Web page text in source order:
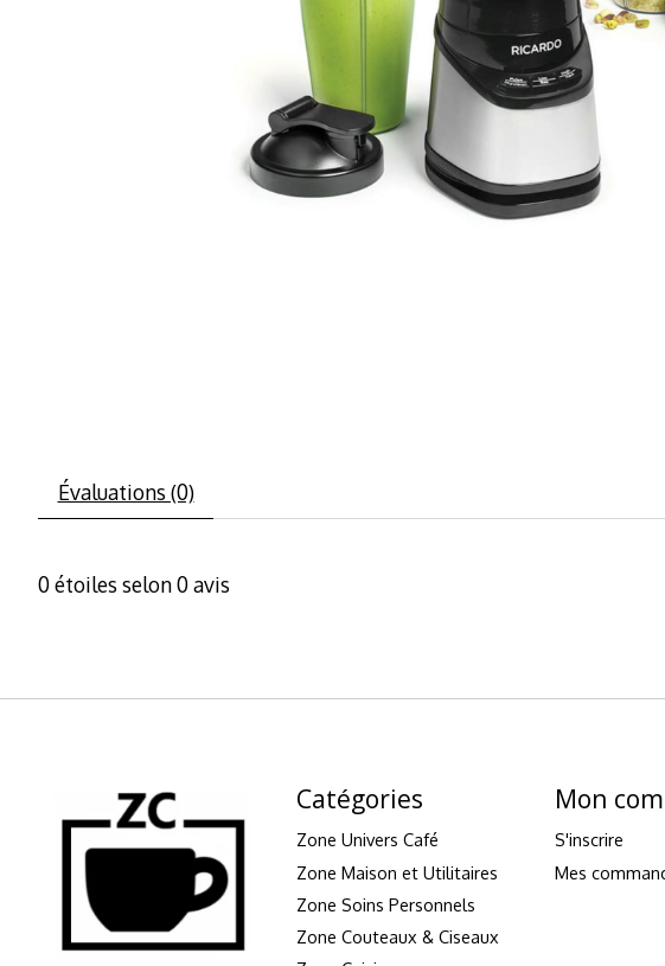
Évaluations (0)
0étoiles selon0avis
Catégories
Zone Univers Café
Zone Maison et Utilitaires
Zone Soins Personnels
Zone Couteaux & Ciseaux
Mon
S'inscrire
Mes